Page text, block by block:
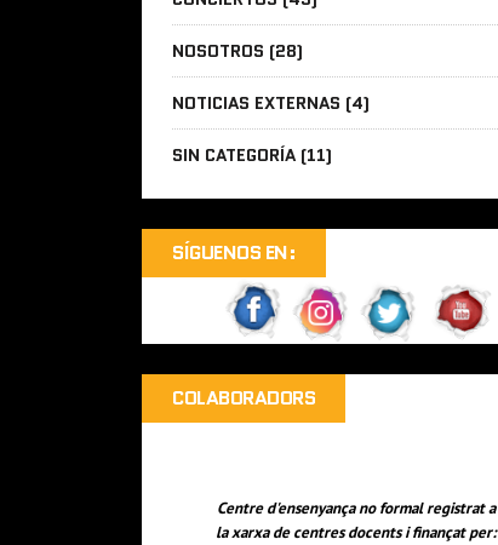
NOSOTROS (28)
NOTICIAS EXTERNAS (4)
SIN CATEGORÍA (11)
SÍGUENOS EN:
COLABORADORS
Centre d'ensenyança no formal registrat a
la xarxa de centres docents i finançat per: